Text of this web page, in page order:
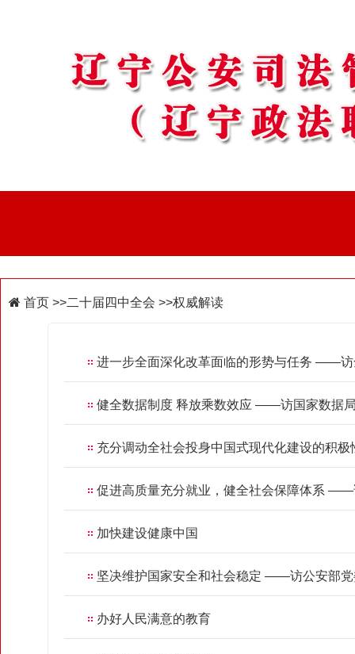
首页 >>二十届四中全会 >>权威解读
进一步全面深化改革面临的形势与任务 ——
健全数据制度 释放乘数效应 ——访国家数据
充分调动全社会投身中国式现代化建设的积极
促进高质量充分就业，健全社会保障体系
加快建设健康中国
坚决维护国家安全和社会稳定 ——访公安部
办好人民满意的教育